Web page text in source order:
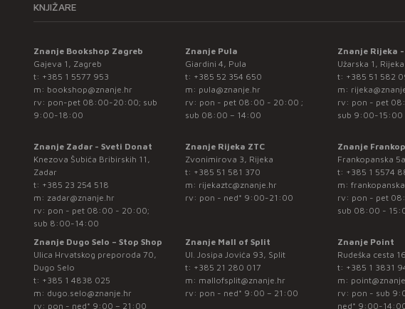
KNJIŽARE
Znanje Bookshop Zagreb
Gajeva 1, Zagreb
t: +385 1 5577 953
m: bookshop@znanje.hr
rv: pon-pet 08:00-20:00; sub
9:00-18:00
Znanje Pula
Giardini 4, Pula
t: +385 52 354 650
m: pula@znanje.hr
rv: pon - pet 08:00 - 20:00 ;
sub 08:00 – 14:00
Znanje Rijeka
Užarska 1, Rijeka
t: +385 51 582
m:
rv: pon - pet
sub 9:00-15:00
Znanje Zadar - Sveti Donat
Knezova Šubića Bribirskih 11,
Zadar
t: +385 23 254 518
m: zadar@znanje.hr
rv: pon - pet 08:00 - 20:00;
sub 8:00-14:00
Znanje Rijeka ZTC
Zvonimirova 3, Rijeka
t: +385 51 581 370
m: rijekaztc@znanje.hr
rv: pon - ned* 9:00-21:00
Znanje
Frankopanska
t: +385 1 5574
m:
rv: pon - pet
sub 08:00 -
Znanje Dugo Selo – Stop Shop
Ulica Hrvatskog preporoda 70,
Dugo Selo
t: +385 1 4838 025
m: dugo.selo@znanje.hr
rv: pon - ned* 9:00 – 21:00
Znanje Mall of Split
Ul. Josipa Jovića 93, Split
t: +385 21 280 017
m: mallofsplit@znanje.hr
rv: pon - ned* 9:00 – 21:00
Znanje Point
Rudeška cesta
t: +385 1 3831
m:
rv: pon - sub
ned* 9:00-